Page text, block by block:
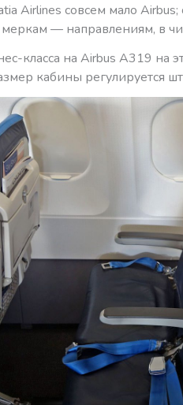
Airlines совсем мало
меркам — направлениям, в
класса на Airbus A319 на
кабины регулируется